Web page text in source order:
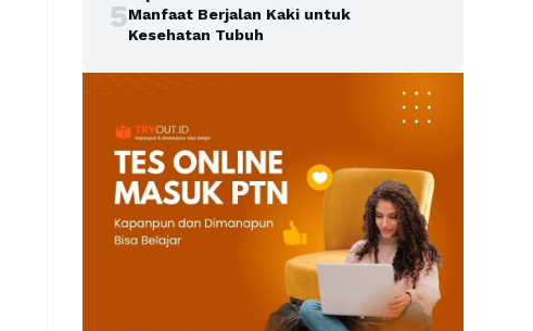
5Manfaat Berjalan Kaki untuk
Kesehatan Tubuh